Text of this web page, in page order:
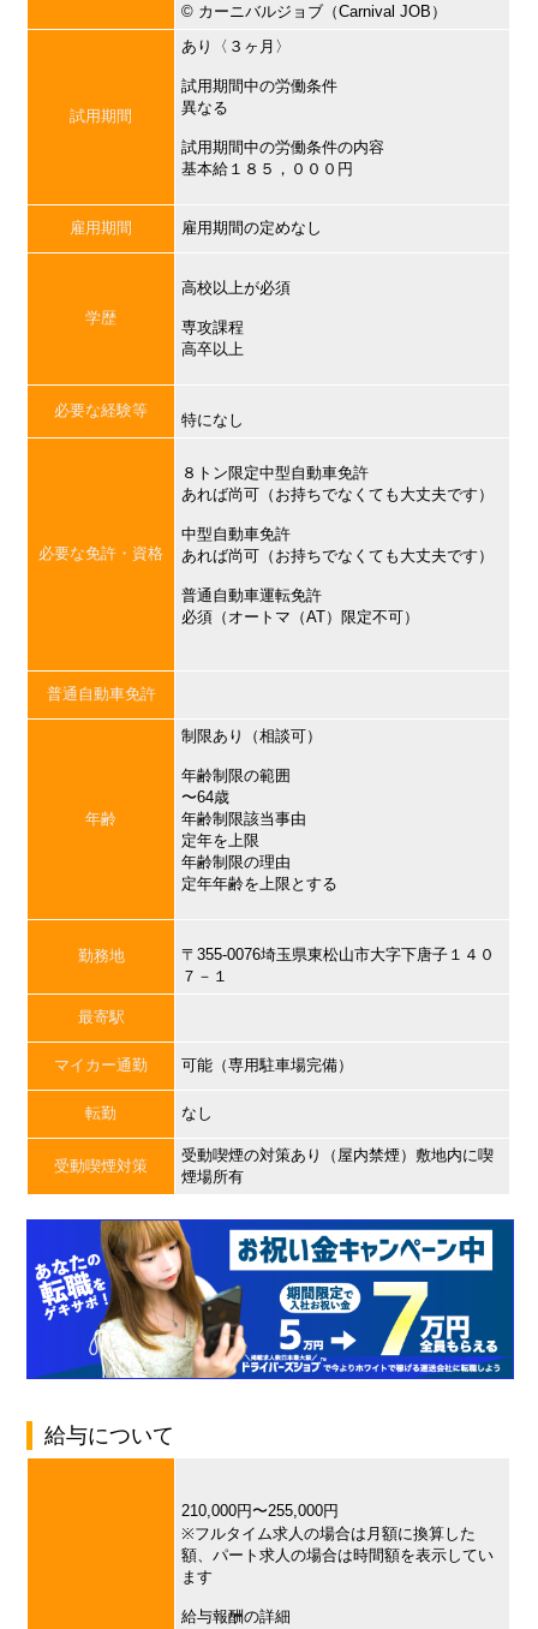
©︎ カーニバルジョブ（Carnival JOB）
試用期間
あり〈３ヶ月〉
試用期間中の労働条件
異なる
試用期間中の労働条件の内容
基本給１８５，０００円
雇用期間 雇用期間の定めなし
学歴
高校以上が必須
専攻課程
高卒以上
必要な経験等
特になし
必要な免許・資格
８トン限定中型自動車免許
あれば尚可（お持ちでなくても大丈夫です）
中型自動車免許
あれば尚可（お持ちでなくても大丈夫です）
普通自動車運転免許
必須（オートマ（AT）限定不可）
普通自動車免許
年齢
制限あり（相談可）
年齢制限の範囲
〜64歳
年齢制限該当事由
定年を上限
年齢制限の理由
定年年齢を上限とする
勤務地
〒355-0076埼玉県東松山市大字下唐子１４０
７－１
最寄駅
マイカー通勤 可能（専用駐車場完備）
転勤 なし
受動喫煙対策
受動喫煙の対策あり（屋内禁煙）敷地内に喫
煙場所有
給与について
210,000円〜255,000円
※フルタイム求人の場合は月額に換算した
額、パート求人の場合は時間額を表示してい
ます
給与報酬の詳細